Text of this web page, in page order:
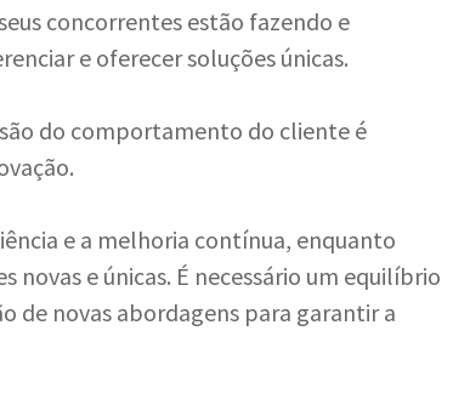
concorrentes estão fazendo e
e oferecer soluções únicas.
do comportamento do cliente é
e a melhoria contínua, enquanto
e únicas. É necessário um equilíbrio
de novas abordagens para garantir a